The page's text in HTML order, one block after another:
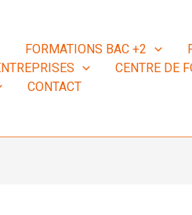
FORMATIONS BAC +2
CENTRE DE
CONTACT